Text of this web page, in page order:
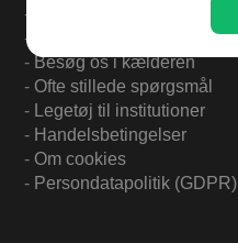
-
-
- Besøg os i kælderen
- Ofte stillede spørgsmål
- Legetøj til institutioner
- Handelsbetingelser
- Om cookies
- Persondatapolitik (GDPR)